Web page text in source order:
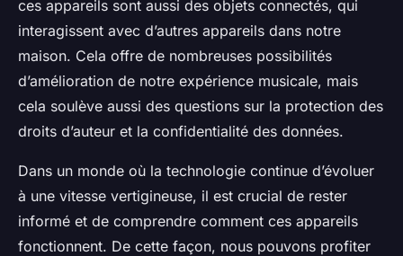
ces appareils sont aussi des objets connectés, qui
interagissent avec d’autres appareils dans notre
maison. Cela offre de nombreuses possibilités
d’amélioration de notre expérience musicale, mais
cela soulève aussi des questions sur la protection des
droits d’auteur et la confidentialité des données.
Dans un monde où la technologie continue d’évoluer
à une vitesse vertigineuse, il est crucial de rester
informé et de comprendre comment ces appareils
fonctionnent. De cette façon, nous pouvons profiter